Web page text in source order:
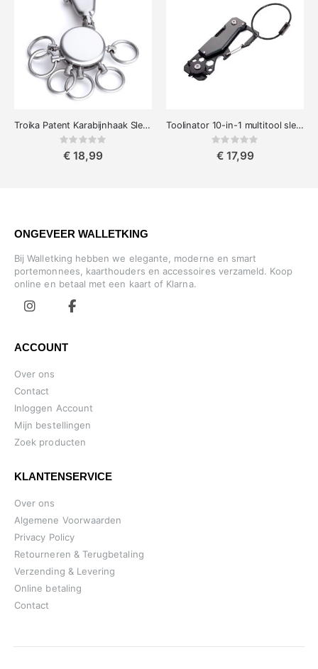
Troika Patent Karabijnhaak Sleutelhanger met Afneembare Ringen
Rating:
€ 18,99
Toolinator 10-in-1 multitool sleutelhanger Titan
Rating:
€ 17,99
ONGEVEER WALLETKING
Bij Walletking hebben we elegante, moderne en smart
portemonnees, kaarthouders en accessoires verzameld. Koop
online en betaal met een kaart of Klarna.
ACCOUNT
Over ons
Contact
Inloggen Account
Mijn bestellingen
Zoek producten
KLANTENSERVICE
Over ons
Algemene Voorwaarden
Privacy Policy
Retourneren & Terugbetaling
Verzending & Levering
Online betaling
Contact